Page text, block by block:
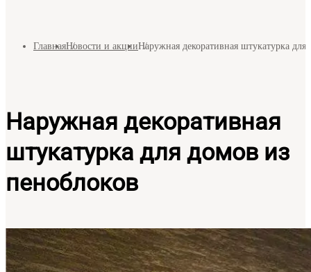
ГлавнаяНовости и акцииНаружная декоративная штукатурка
Наружная декоративная
штукатурка для домов из
пеноблоков